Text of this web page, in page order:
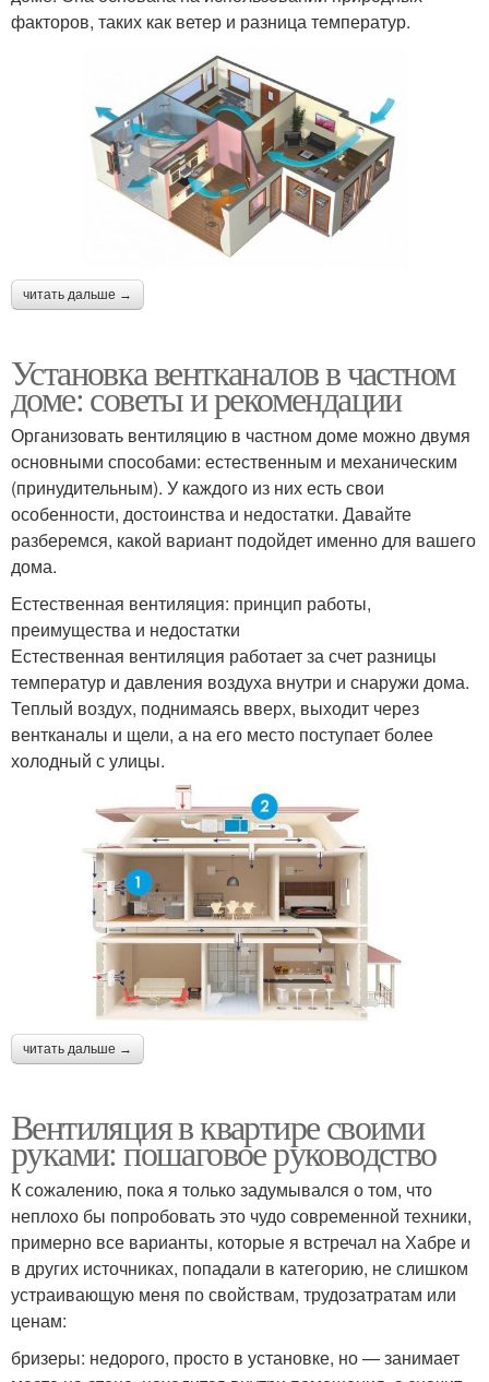
факторов, таких как ветер и разница температур.
читать дальше →
Установка вентканалов в частном
доме: советы и рекомендации
Организовать вентиляцию в частном доме можно двумя
основными способами: естественным и механическим
(принудительным). У каждого из них есть свои
особенности, достоинства и недостатки. Давайте
разберемся, какой вариант подойдет именно для вашего
дома.
Естественная вентиляция: принцип работы,
преимущества и недостатки
Естественная вентиляция работает за счет разницы
температур и давления воздуха внутри и снаружи дома.
Теплый воздух, поднимаясь вверх, выходит через
вентканалы и щели, а на его место поступает более
холодный с улицы.
читать дальше →
Вентиляция в квартире своими
руками: пошаговое руководство
К сожалению, пока я только задумывался о том, что
неплохо бы попробовать это чудо современной техники,
примерно все варианты, которые я встречал на Хабре и
в других источниках, попадали в категорию, не слишком
устраивающую меня по свойствам, трудозатратам или
ценам:
бризеры: недорого, просто в установке, но — занимает